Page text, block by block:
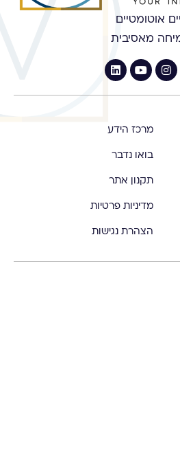
אוטומטיים
מאסיבית
מרכז הידע
בואו נדבר
תקנון אתר
מדיניות פרטיות
הצהרת נגישות